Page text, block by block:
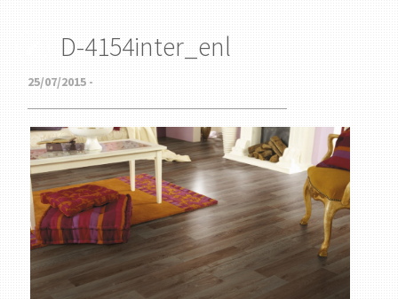
D-4154inter_enl
25/07/2015 -